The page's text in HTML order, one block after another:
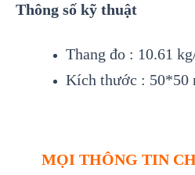
Thông số kỹ thuật
Thang đo : 10.61
Kích thước : 50*50
MỌI THÔNG TIN